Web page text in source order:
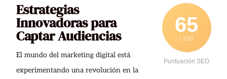
65
/ 100
Puntuación SEO
Estrategias
Innovadoras para
Captar Audiencias
El mundo del marketing digital está
experimentando una revolución en la